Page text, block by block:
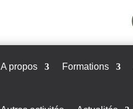
A propos Formations